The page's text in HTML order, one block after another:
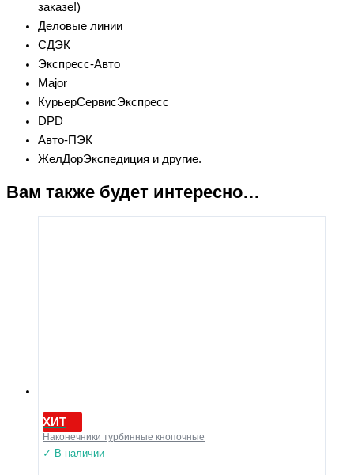
заказе!)
Деловые линии
СДЭК
Экспресс-Авто
Major
КурьерСервисЭкспресс
DPD
Авто-ПЭК
ЖелДорЭкспедиция и другие.
Вам также будет интересно…
ХИТ
Наконечники турбинные кнопочные
✓ В наличии